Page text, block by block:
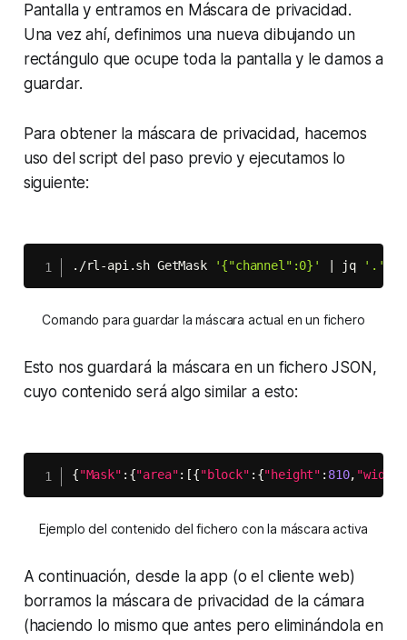
Pantallay entramos en Máscara de privacidad .
Una vez ahí, definimos una nueva dibujando un
rectángulo que ocupe toda la pantalla y le damos a
guardar.
Para obtener la máscara de privacidad, hacemos
uso delscript del paso previo y ejecutamos lo
siguiente:
./rl-api.sh GetMask '{"channel":0}' jq '.'
Comando para guardar la máscara actual en un fichero
Esto nos guardará la máscara en un fichero JSON,
cuyo contenido será algo similar a esto:
{"Mask" : {"area": [{"block" : {"height" : 810, "width"
Ejemplo del contenido del fichero con la máscara activa
A continuación, desde la app (o el cliente web)
borramos la máscara de privacidad de la cámara
(haciendo lo mismo que antes pero eliminándola en